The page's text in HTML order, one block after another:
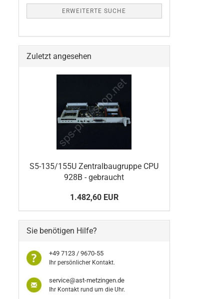
ERWEITERTE SUCHE
Zuletzt angesehen
S5-135/155U Zentralbaugruppe CPU
928B - gebraucht
1.482,60 EUR
Sie benötigen Hilfe?
+49 7123 / 9670-55
Ihr persönlicher Kontakt.
service@ast-metzingen.de
Ihr Kontakt rund um die Uhr.